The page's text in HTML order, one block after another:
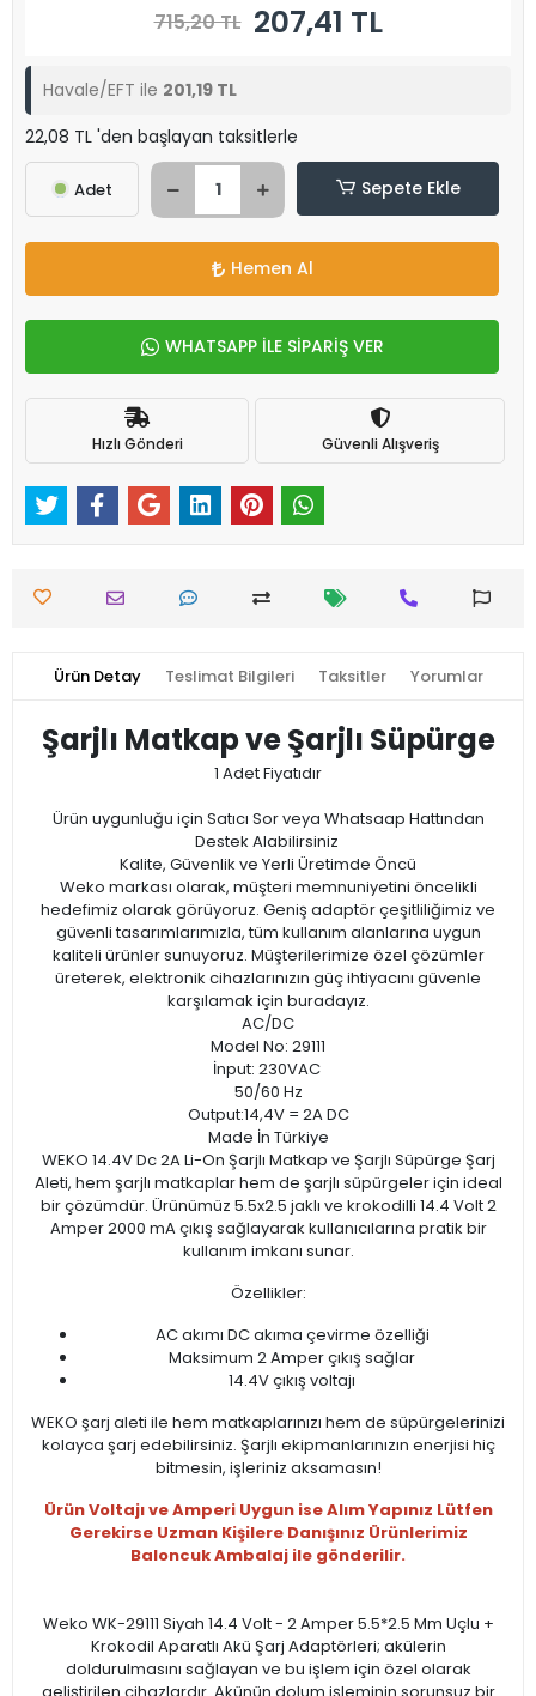
715,20 TL 207,41 TL
Havale/EFT ile 201,19 TL
22,08 TL 'den başlayan taksitlerle
Adet Sepete Ekle
Hemen Al
WHATSAPP İLE SİPARİŞ VER
Hızlı Gönderi Güvenli Alışveriş
Ürün Detay Teslimat Bilgileri Taksitler Yorumlar
Şarjlı Matkap ve Şarjlı Süpürge
1 Adet Fiyatıdır
Ürün uygunluğu için Satıcı Sor veya Whatsaap Hattından
Destek Alabilirsiniz
Kalite, Güvenlik ve Yerli Üretimde Öncü
Weko markası olarak, müşteri memnuniyetini öncelikli
hedefimiz olarak görüyoruz. Geniş adaptör çeşitliliğimiz ve
güvenli tasarımlarımızla, tüm kullanım alanlarına uygun
kaliteli ürünler sunuyoruz. Müşterilerimize özel çözümler
üreterek, elektronik cihazlarınızın güç ihtiyacını güvenle
karşılamak için buradayız.
AC/DC
Model No: 29111
İnput: 230VAC
50/60 Hz
Output:14,4V = 2A DC
Made İn Türkiye
WEKO 14.4V Dc 2A Li-On Şarjlı Matkap ve Şarjlı Süpürge Şarj
Aleti, hem şarjlı matkaplar hem de şarjlı süpürgeler için ideal
bir çözümdür. Ürünümüz 5.5x2.5 jaklı ve krokodilli 14.4 Volt 2
Amper 2000 mA çıkış sağlayarak kullanıcılarına pratik bir
kullanım imkanı sunar.
Özellikler:
AC akımı DC akıma çevirme özelliği
Maksimum 2 Amper çıkış sağlar
14.4V çıkış voltajı
WEKO şarj aleti ile hem matkaplarınızı hem de süpürgelerinizi
kolayca şarj edebilirsiniz. Şarjlı ekipmanlarınızın enerjisi hiç
bitmesin, işleriniz aksamasın!
Ürün Voltajı ve Amperi Uygun ise Alım Yapınız Lütfen
Gerekirse Uzman Kişilere Danışınız Ürünlerimiz
Baloncuk Ambalaj ile gönderilir.
Weko WK-29111 Siyah 14.4 Volt - 2 Amper 5.5*2.5 Mm Uçlu +
Krokodil Aparatlı Akü Şarj Adaptörleri; akülerin
doldurulmasını sağlayan ve bu işlem için özel olarak